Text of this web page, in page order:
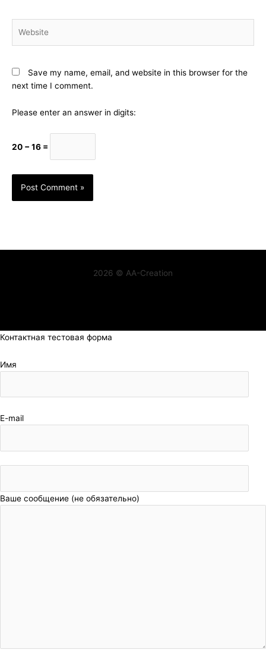
Save my name, email, and website in this browser for the
next time I comment.
Please enter an answer in digits:
20 − 16 =
2026 © AA-Creation
Контактная тестовая форма
Имя
E-mail
Ваше сообщение (не обязательно)